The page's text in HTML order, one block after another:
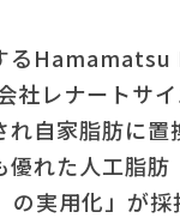
る
社レナートサ
れ自家脂肪に置
優れた人工脂肪
の実用化」が採